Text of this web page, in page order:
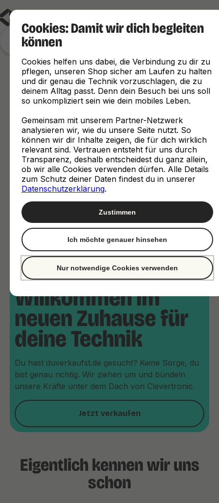
Willkommen im
neuen Zuhause für
deine Technik
Du hast duverkaufst.de gesucht? Keine Sorge, du
bist genau richtig. Wir ziehen um und bündeln
unsere Kräfte unter dem Dach von Clevertronic.
Jetzt verkaufen
Eigentlich kennen wir uns
schon
Cookies: Damit wir dich begleiten
können
Cookies helfen uns dabei, die Verbindung zu dir zu
pflegen, unseren Shop sicher am Laufen zu halten
und dir genau die Technik vorzuschlagen, die zu
deinem Alltag passt. Denn dein Besuch bei uns soll
so unkompliziert sein wie dein mobiles Leben.
Gemeinsam mit unserem Partner-Netzwerk
analysieren wir, wie du unsere Seite nutzt. So
können wir dir Inhalte zeigen, die für dich wirklich
relevant sind. Vertrauen entsteht für uns durch
Transparenz, deshalb entscheidest du ganz allein,
ob wir alle Cookies verwenden dürfen. Alle Details
zum Schutz deiner Daten findest du in unserer
Datenschutzerklärung.
Nur notwendige Cookies verwenden
Ich möchte genauer hinsehen
Zustimmen